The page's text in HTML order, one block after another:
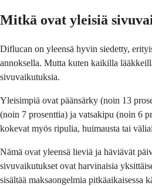
Mitkä ovat yleisiä
Diflucan on yleensä hyvin siedetty,
annoksella. Mutta kuten kaikilla
sivuvaikutuksia.
Yleisimpiä ovat päänsärky (noin 13
(noin 7 prosenttia) ja vatsakipu (noin 6
kokevat myös ripulia, huimausta tai
Nämä ovat yleensä lieviä ja häviävät
sivuvaikutukset ovat harvinaisia
sisältää maksaongelmia pitkäaikaisessa